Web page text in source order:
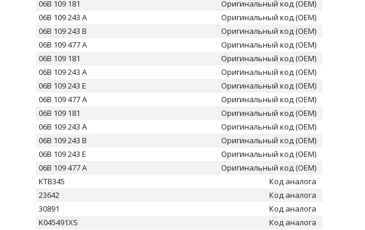
06B 109 181
Оригинальный код (OEM)
06B 109 243 A
Оригинальный код (OEM)
06B 109 243 B
Оригинальный код (OEM)
06B 109 477 A
Оригинальный код (OEM)
06B 109 181
Оригинальный код (OEM)
06B 109 243 A
Оригинальный код (OEM)
06B 109 243 E
Оригинальный код (OEM)
06B 109 477 A
Оригинальный код (OEM)
06B 109 181
Оригинальный код (OEM)
06B 109 243 A
Оригинальный код (OEM)
06B 109 243 B
Оригинальный код (OEM)
06B 109 243 E
Оригинальный код (OEM)
06B 109 477 A
Оригинальный код (OEM)
KTB345 Код аналога
23642
Код аналога
30891
Код аналога
K045491XS Код аналога